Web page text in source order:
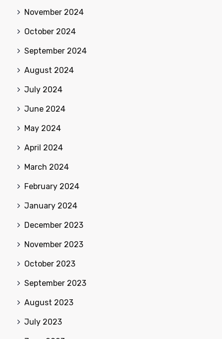
November 2024
October 2024
September 2024
August 2024
July 2024
June 2024
May 2024
April 2024
March 2024
February 2024
January 2024
December 2023
November 2023
October 2023
September 2023
August 2023
July 2023